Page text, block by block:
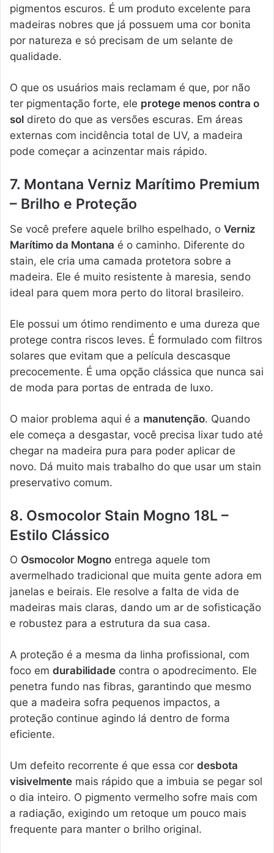
pigmentos escuros. É um produto excelente para
madeiras nobres que já possuem uma cor bonita
por natureza e só precisam de um selante de
qualidade.
O que os usuários mais reclamam é que, por não
ter pigmentação forte, ele protege menos contra o
sol direto do que as versões escuras. Em áreas
externas com incidência total de UV, a madeira
pode começar a acinzentar mais rápido.
7. Montana Verniz Marítimo Premium
– Brilho e Proteção
Se você prefere aquele brilho espelhado, o Verniz
Marítimo da Montana é o caminho. Diferente do
stain, ele cria uma camada protetora sobre a
madeira. Ele é muito resistente à maresia, sendo
ideal para quem mora perto do litoral brasileiro.
Ele possui um ótimo rendimento e uma dureza que
protege contra riscos leves. É formulado com filtros
solares que evitam que a película descasque
precocemente. É uma opção clássica que nunca sai
de moda para portas de entrada de luxo.
O maior problema aqui é a manutenção. Quando
ele começa a desgastar, você precisa lixar tudo até
chegar na madeira pura para poder aplicar de
novo. Dá muito mais trabalho do que usar um stain
preservativo comum.
8. Osmocolor Stain Mogno 18L –
Estilo Clássico
O Osmocolor Mogno entrega aquele tom
avermelhado tradicional que muita gente adora em
janelas e beirais. Ele resolve a falta de vida de
madeiras mais claras, dando um ar de sofisticação
e robustez para a estrutura da sua casa.
A proteção é a mesma da linha profissional, com
foco em durabilidade contra o apodrecimento. Ele
penetra fundo nas fibras, garantindo que mesmo
que a madeira sofra pequenos impactos, a
proteção continue agindo lá dentro de forma
eficiente.
Um defeito recorrente é que essa cor desbota
visivelmente mais rápido que a imbuia se pegar sol
o dia inteiro. O pigmento vermelho sofre mais com
a radiação, exigindo um retoque um pouco mais
frequente para manter o brilho original.